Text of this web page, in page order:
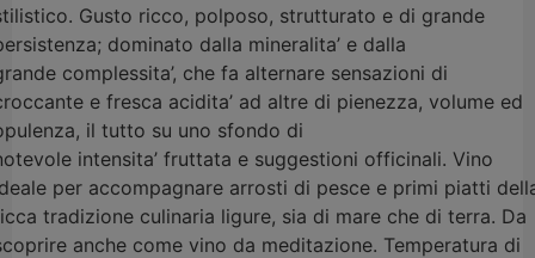
Gusto ricco, polposo, strutturato e di grande
dominato dalla mineralita’ e dalla
complessita’, che fa alternare sensazioni di
e fresca acidita’ ad altre di pienezza, volume ed
il tutto su uno sfondo di
intensita’ fruttata e suggestioni officinali. Vino
per accompagnare arrosti di pesce e primi piatti
tradizione culinaria ligure, sia di mare che di terra. Da
anche come vino da meditazione. Temperatura di